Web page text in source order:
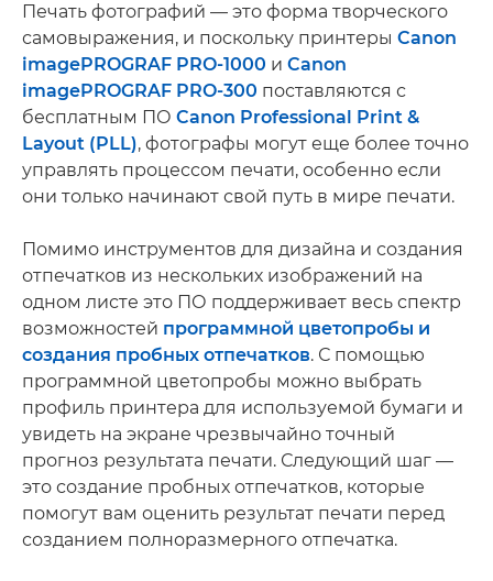
Печать фотографий — это форма творческого
самовыражения, и поскольку принтеры Canon
imagePROGRAF PRO-1000 и Canon
imagePROGRAF PRO-300 поставляются с
бесплатным ПО Canon Professional Print &
Layout (PLL), фотографы могут еще более точно
управлять процессом печати, особенно если
они только начинают свой путь в мире печати.
Помимо инструментов для дизайна и создания
отпечатков из нескольких изображений на
одном листе это ПО поддерживает весь спектр
возможностей программной цветопробы и
создания пробных отпечатков. С помощью
программной цветопробы можно выбрать
профиль принтера для используемой бумаги и
увидеть на экране чрезвычайно точный
прогноз результата печати. Следующий шаг —
это создание пробных отпечатков, которые
помогут вам оценить результат печати перед
созданием полноразмерного отпечатка.